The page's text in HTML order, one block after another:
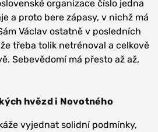
organizace číslo jedna
a proto bere zápasy, v nichž má
Václav ostatně v posledních
třeba tolik netrénoval a celkově
Sebevědomí má přesto až až,
hvězd i Novotného
vyjednat solidní podmínky,